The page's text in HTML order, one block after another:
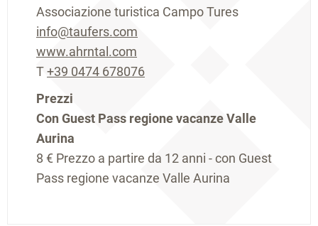
Associazione turistica Campo Tures
info@taufers.com
www.ahrntal.com
T+39 0474 678076
Prezzi
Con Guest Pass regione vacanze Valle
Aurina
8 € Prezzo a partire da 12 anni - con Guest
Pass regione vacanze Valle Aurina